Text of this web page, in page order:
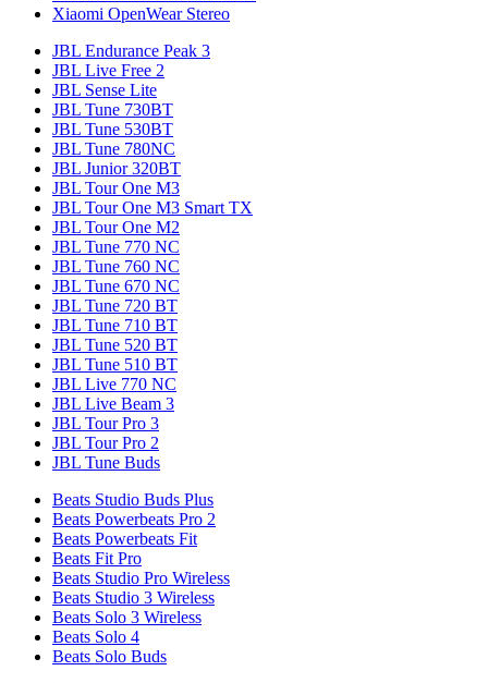
Xiaomi OpenWear Stereo
JBL Endurance Peak 3
JBL Live Free 2
JBL Sense Lite
JBL Tune 730BT
JBL Tune 530BT
JBL Tune 780NC
JBL Junior 320BT
JBL Tour One M3
JBL Tour One M3 Smart TX
JBL Tour One M2
JBL Tune 770 NC
JBL Tune 760 NC
JBL Tune 670 NC
JBL Tune 720 BT
JBL Tune 710 BT
JBL Tune 520 BT
JBL Tune 510 BT
JBL Live 770 NC
JBL Live Beam 3
JBL Tour Pro 3
JBL Tour Pro 2
JBL Tune Buds
Beats Studio Buds Plus
Beats Powerbeats Pro 2
Beats Powerbeats Fit
Beats Fit Pro
Beats Studio Pro Wireless
Beats Studio 3 Wireless
Beats Solo 3 Wireless
Beats Solo 4
Beats Solo Buds